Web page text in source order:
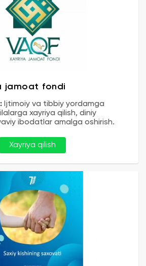
jamoat fondi
Ijtimoiy va tibbiy yordamga
xayriya qilish, diniy
ibodatlar amalga oshirish.
Xayriya qilish